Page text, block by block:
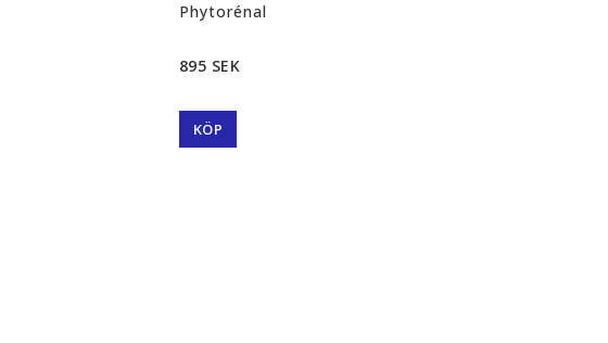
Phytorénal
895 SEK
KÖP